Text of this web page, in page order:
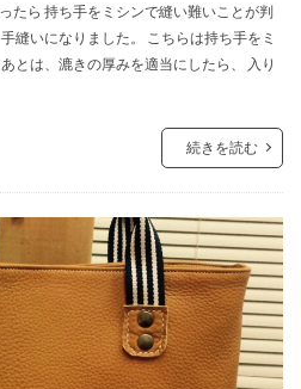
たら 持ち手をミシンで縫い難いことが判
縫いになりました。 こちらは持ち手をミ
とは、漉きの厚みを適当にしたら、 入り
続きを読む